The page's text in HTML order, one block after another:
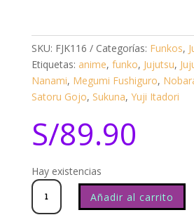
SKU: FJK116 Categorías: Funkos,
Etiquetas: anime, funko, Jujutsu,
Nanami, Megumi Fushiguro,
Satoru Gojo, Sukuna, Yuji Itadori
S/89.90
Hay existencias
Jujutsu
Kaisen
Exc
Nanami
Kento
2129
cantidad Añadir al carrito